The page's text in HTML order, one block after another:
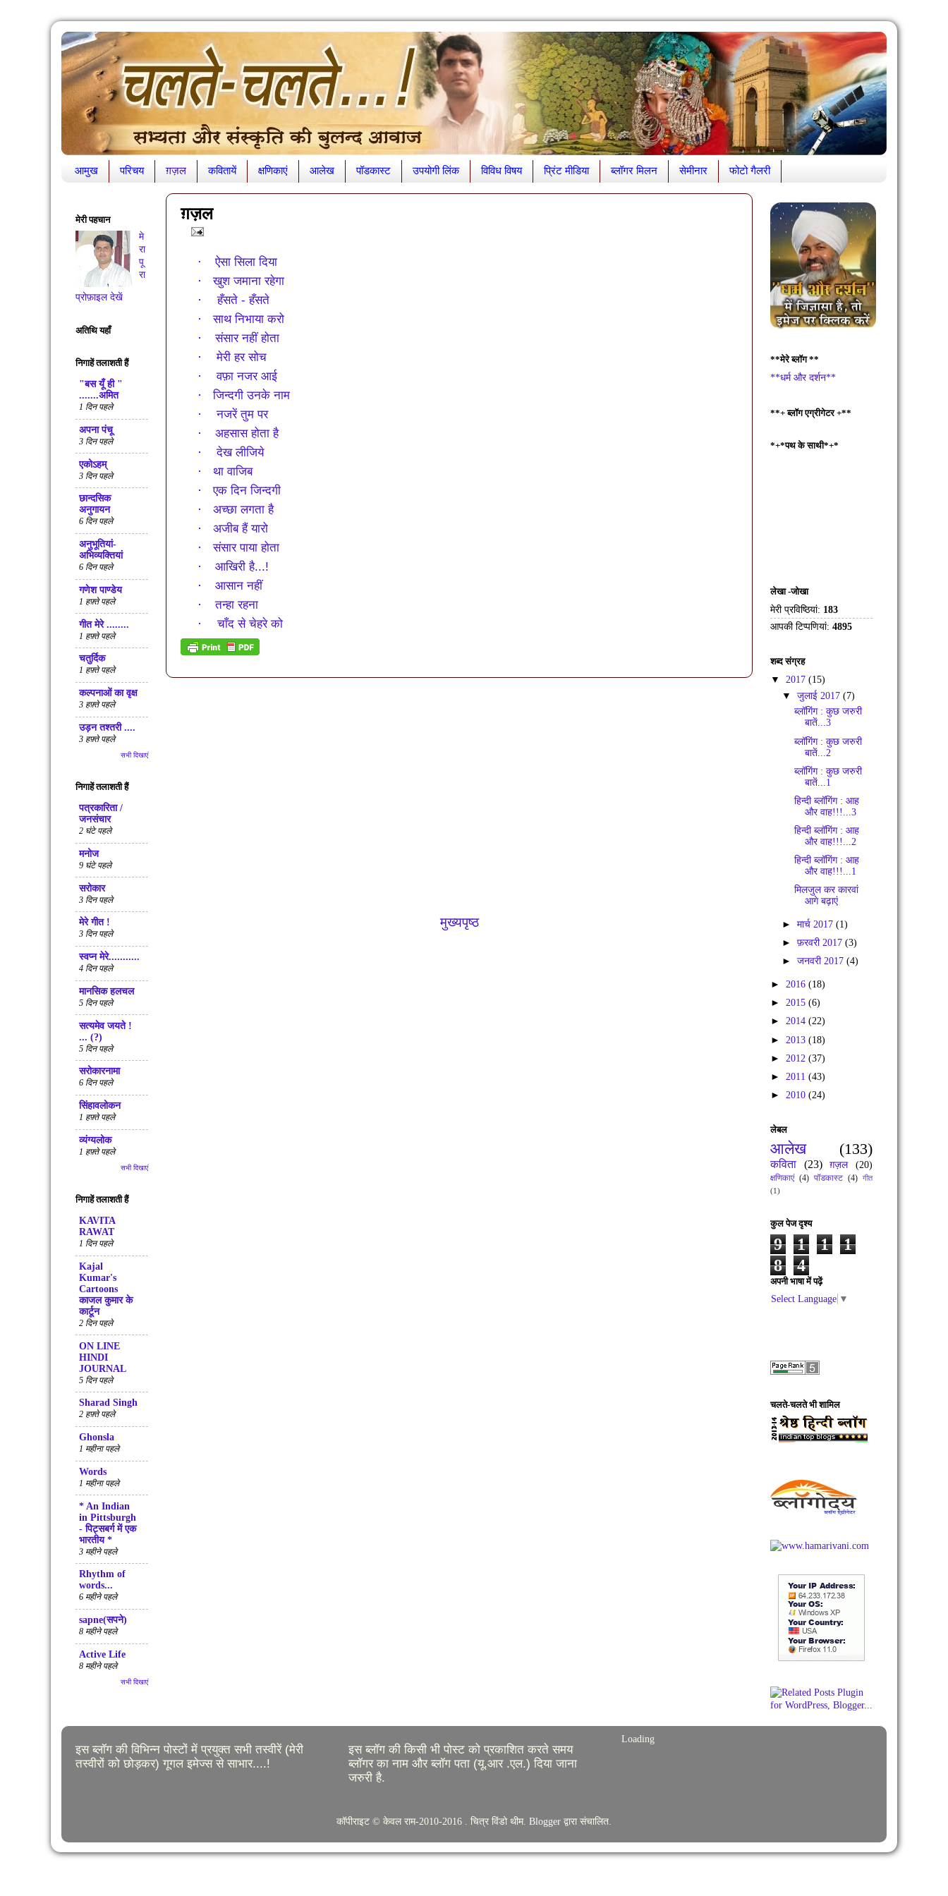
आमुख परिचय ग़ज़ल कवितायें क्षणिकाएं आलेख पॉडकास्ट उपयोगी लिंक विविध विषय प्रिंट मीडिया ब्लॉगर मिलन सेमीनार फोटो गैलरी
ग़ज़ल
·
ऐसा सिला दिया
·
खुश जमाना रहेगा
·
हँसते - हँसते
·
साथ निभाया करो
·
संसार नहीं होता
·
मेरी हर सोच
·
वफ़ा नजर आई
·
जिन्दगी उनके नाम
·
नजरें तुम पर
·
अहसास होता है
·
देख लीजिये
·
था वाजिब
·
एक दिन जिन्दगी
·
अच्छा लगता है
·
अजीब हैं यारो
·
संसार पाया होता
·
आखिरी है...!
·
आसान नहीं
·
तन्हा रहना
·
चाँद से चेहरे को
मुख्यपृष्ठ
मेरी पहचान
मे
रा
पू
रा
प्रोफ़ाइल देखें
अतिथि यहाँ
निगाहें तलाशती हैं
"बस यूँ ही "
.......अमित
1 दिन पहले
अपना पंचू
3 दिन पहले
एकोऽहम्
3 दिन पहले
छान्दसिक
अनुगायन
6 दिन पहले
अनुभूतियां-
अभिव्यक्तियां
6 दिन पहले
गणेश पाण्डेय
1 हफ़्ते पहले
गीत मेरे ........
1 हफ़्ते पहले
चतुर्दिक
1 हफ़्ते पहले
कल्पनाओं का वृक्ष
3 हफ़्ते पहले
उड़न तश्तरी ....
3 हफ़्ते पहले
सभी दिखाएं
निगाहें तलाशती हैं
पत्रकारिता /
जनसंचार
2 घंटे पहले
मनोज
9 घंटे पहले
सरोकार
3 दिन पहले
मेरे गीत !
3 दिन पहले
स्वप्न मेरे...........
4 दिन पहले
मानसिक हलचल
5 दिन पहले
सत्‍यमेव जयते !
... (?)
5 दिन पहले
सरोकारनामा
6 दिन पहले
सिंहावलोकन
1 हफ़्ते पहले
व्यंग्यलोक
1 हफ़्ते पहले
सभी दिखाएं
निगाहें तलाशती हैं
KAVITA
RAWAT
1 दिन पहले
Kajal
Kumar's
Cartoons
काजल कुमार के
कार्टून
2 दिन पहले
ON LINE
HINDI
JOURNAL
5 दिन पहले
Sharad Singh
2 हफ़्ते पहले
Ghonsla
1 महीना पहले
Words
1 महीना पहले
* An Indian
in Pittsburgh
- पिट्सबर्ग में एक
भारतीय *
3 महीने पहले
Rhythm of
words...
6 महीने पहले
sapne(सपने)
8 महीने पहले
Active Life
8 महीने पहले
सभी दिखाएं
**मेरे ब्लॉग **
**धर्म और दर्शन**
**+ ब्लॉग एग्रीगेटर +**
*+*पथ के साथी*+*
लेखा -जोखा
मेरी प्रविष्ठियां: 183
आपकी टिप्पणियां: 4895
शब्द संग्रह
▼ 2017 (15)
▼जुलाई 2017(7)
ब्लॉगिंग : कुछ जरुरी
बातें...3
ब्लॉगिंग : कुछ जरुरी
बातें...2
ब्लॉगिंग : कुछ जरुरी
बातें...1
हिन्दी ब्लॉगिंग : आह
और वाह!!!...3
हिन्दी ब्लॉगिंग : आह
और वाह!!!...2
हिन्दी ब्लॉगिंग : आह
और वाह!!!...1
मिलजुल कर कारवां
आगे बढ़ाएं
►मार्च 2017(1)
►फ़रवरी 2017(3)
►जनवरी 2017(4)
► 2016 (18)
► 2015 (6)
► 2014 (22)
► 2013 (18)
► 2012 (37)
► 2011 (43)
► 2010 (24)
लेबल
आलेख (133)
कविता (23) ग़ज़ल (20)
क्षणिकाएं (4) पॉडकास्ट (4) गीत
(1)
कुल पेज दृश्य
9 1 1
1
8
4
अपनी भाषा में पढ़ें
Select Language ▼
चलते-चलते भी शामिल
इस ब्लॉग की विभिन्न पोस्टों में प्रयुक्त सभी तस्वीरें (मेरी
तस्वीरों को छोड़कर) गूगल इमेज्स से साभार....!
इस ब्लॉग की किसी भी पोस्ट को प्रकाशित करते समय
ब्लॉगर का नाम और ब्लॉग पता (यू.आर .एल.) दिया जाना
जरुरी है.
Loading
कॉपीराइट © केवल राम-2010-2016 . चित्र विंडो थीम. Blogger द्वारा संचालित.